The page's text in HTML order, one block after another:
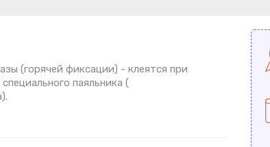
(горячей фиксации) - клеятся при
паяльника (